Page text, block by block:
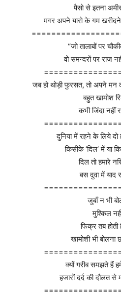
पैसो से इतना
मगर अपने यारो के गम
“जो तालाबों पर
वो समन्दरों पर राज
जब हो थोड़ी फुरसत, तो अपने
बहुत खामोश
कभी जिंदा
दुनिया में रहने के लिये
किसीके ‘दिल’ में या
दिल तो हमारे
बस दुवा में याद
जुबाँ न भी
मुश्किल
फिक्र तब
खामोशी भी
क्यों गरीब समझते हैं
हजारों दर्द की दौलत से